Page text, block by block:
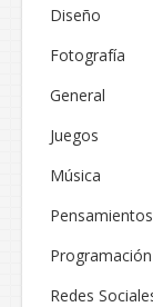
Diseño
Fotografía
General
Juegos
Música
Pensamientos
Programación
Redes